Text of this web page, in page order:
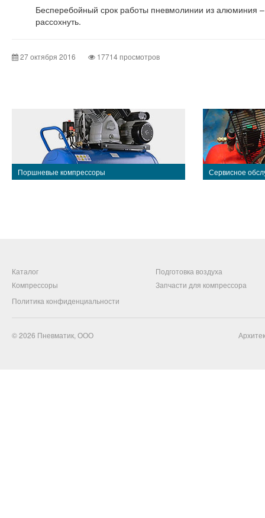
Бесперебойный срок работы пневмолинии из алюминия –
рассохнуть.
27 октября 2016 17714 просмотров
Поршневые компрессоры Сервисное
Каталог
Компрессоры
Подготовка воздуха
Запчасти для компрессора
Политика конфиденциальности
© 2026 Пневматик, ООО